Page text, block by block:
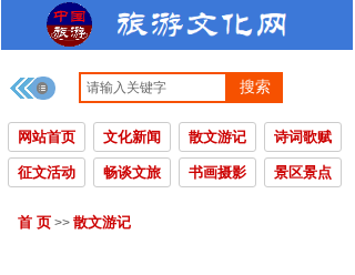
搜索
网站首页 文化新闻 散文游记 诗词歌赋
征文活动 畅谈文旅 书画摄影 景区景点
首 页 >> 散文游记